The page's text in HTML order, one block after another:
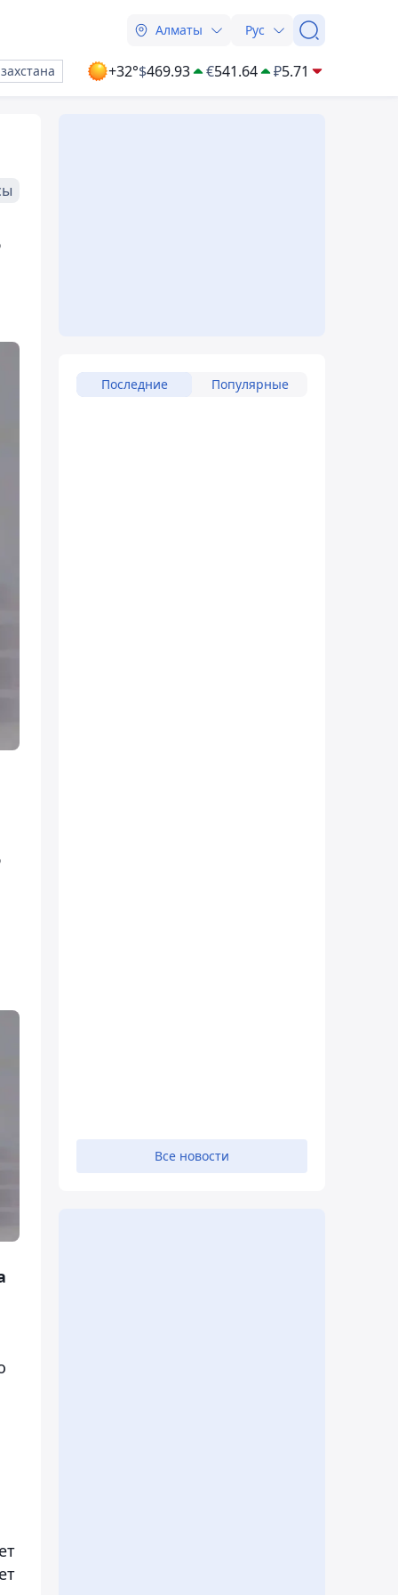
Алматы Рус
+32°$469.93 €541.64 ₽5.71
Последние Популярные
Все новости